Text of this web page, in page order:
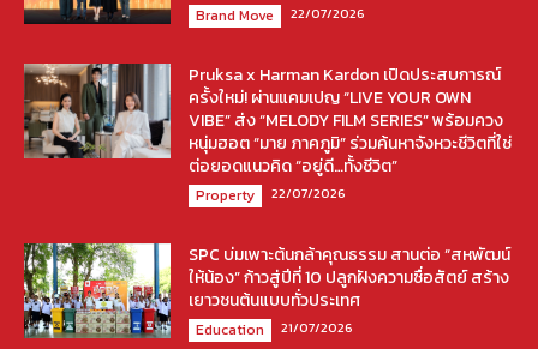
Brand Move 22/07/2026
Pruksa x Harman Kardon เปิดประสบการณ์
ครั้งใหม่! ผ่านแคมเปญ “LIVE YOUR OWN
VIBE” ส่ง “MELODY FILM SERIES” พร้อมควง
หนุ่มฮอต “มาย ภาคภูมิ” ร่วมค้นหาจังหวะชีวิตที่ใช่
ต่อยอดแนวคิด “อยู่ดี…ทั้งชีวิต”
Property 22/07/2026
SPC บ่มเพาะต้นกล้าคุณธรรม สานต่อ “สหพัฒน์
ให้น้อง” ก้าวสู่ปีที่ 10 ปลูกฝังความซื่อสัตย์ สร้าง
เยาวชนต้นแบบทั่วประเทศ
Education 21/07/2026